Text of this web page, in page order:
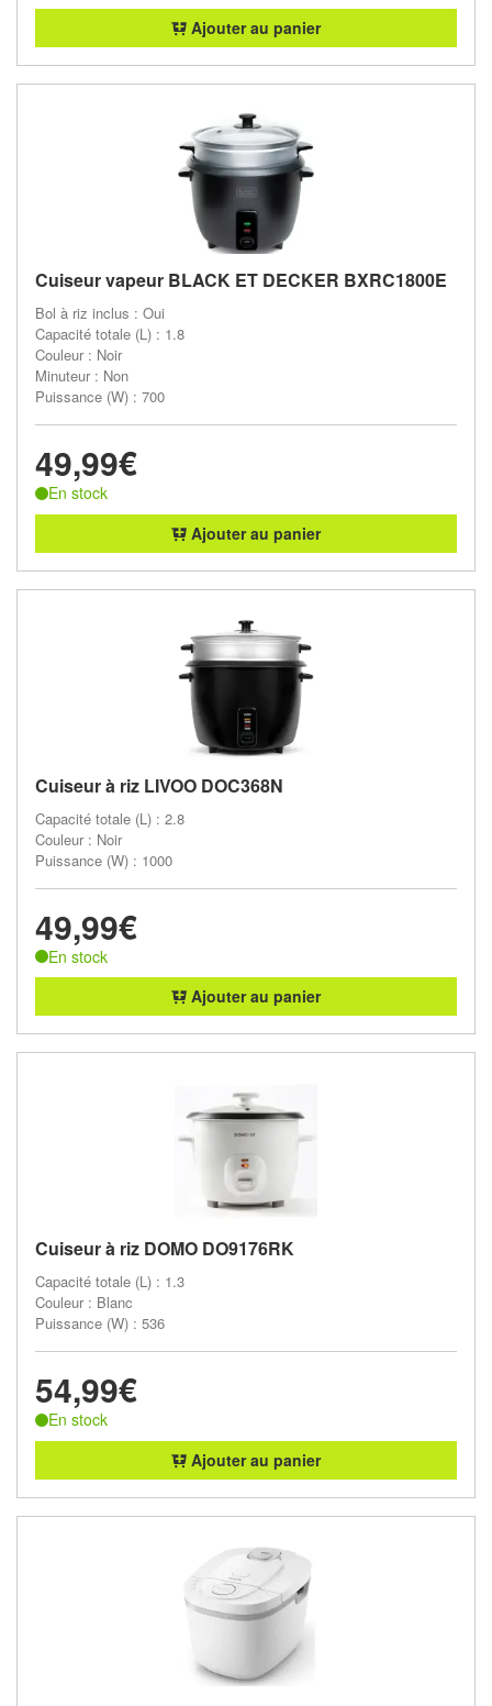
Ajouter au panier
Cuiseur vapeur BLACK ET DECKER BXRC1800E
Bol à riz inclus : Oui
Capacité totale (L) : 1.8
Couleur : Noir
Minuteur : Non
Puissance (W) : 700
49,99€
En stock
Ajouter au panier
Cuiseur à riz LIVOO DOC368N
Capacité totale (L) : 2.8
Couleur : Noir
Puissance (W) : 1000
49,99€
En stock
Ajouter au panier
Cuiseur à riz DOMO DO9176RK
Capacité totale (L) : 1.3
Couleur : Blanc
Puissance (W) : 536
54,99€
En stock
Ajouter au panier